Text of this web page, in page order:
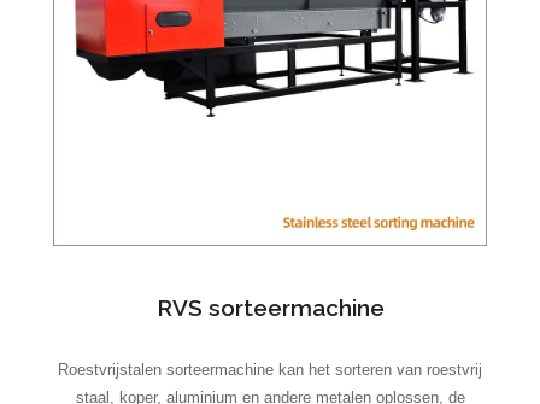
RVS sorteermachine
Roestvrijstalen sorteermachine kan het sorteren van roestvrij
staal, koper, aluminium en andere metalen oplossen, de